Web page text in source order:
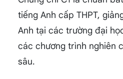
tiếng Anh cấp THPT,
Anh tại các trường đại
các chương trình nghiên
sâu.